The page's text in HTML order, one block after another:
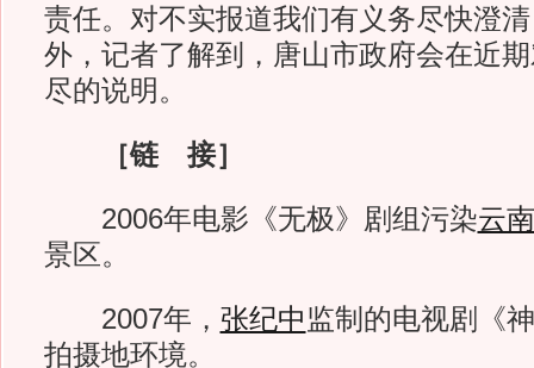
责任。对不实报道我们有义务尽快澄
外，记者了解到，唐山市政府会在近
尽的说明。
［链 接］
2006年电影《无极》剧组污染云南
景区。
2007年， 张纪中监制的电视剧《
拍摄地环境。